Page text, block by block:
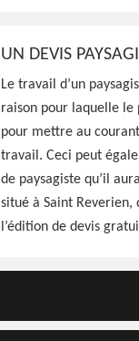
UN DEVIS
Le travail d’un
raison pour laquelle le
pour mettre au
travail. Ceci peut
de paysagiste qu’il
situé à Saint
l’édition de devis